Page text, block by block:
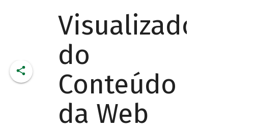
Visualizador
do
Conteúdo
da Web